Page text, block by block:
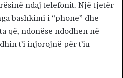
ndaj telefonit. Një tjetër
bashkimi i “phone” dhe
që, ndonëse ndodhen në
t’i injorojnë për t’iu